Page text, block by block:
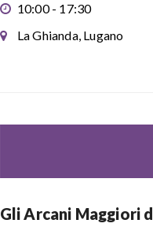
10:00 - 17:30
La Ghianda, Lugano
Gli Arcani Maggiori